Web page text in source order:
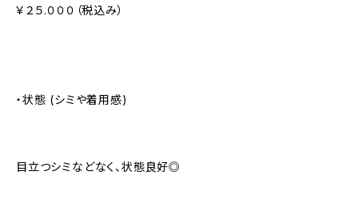
￥２５.０００（税込み）
・状態 (シミや着用感)
目立つシミなどなく、状態良好◎